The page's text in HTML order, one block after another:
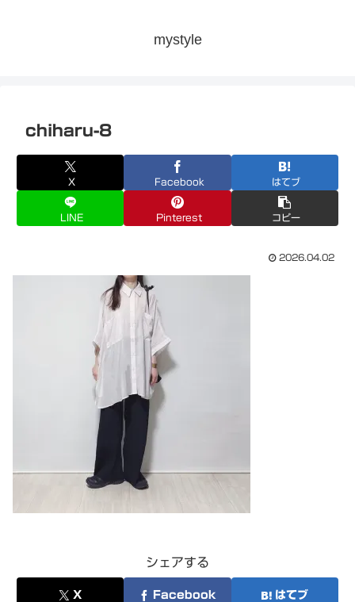
mystyle
chiharu-8
X Facebook はてブ
LINE Pinterest コピー
2026.04.02
シェアする
X Facebook はてブ